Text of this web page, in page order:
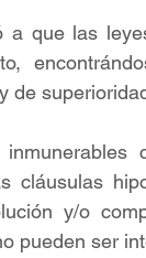
a que las
de
cláusulas
y/o
pueden ser